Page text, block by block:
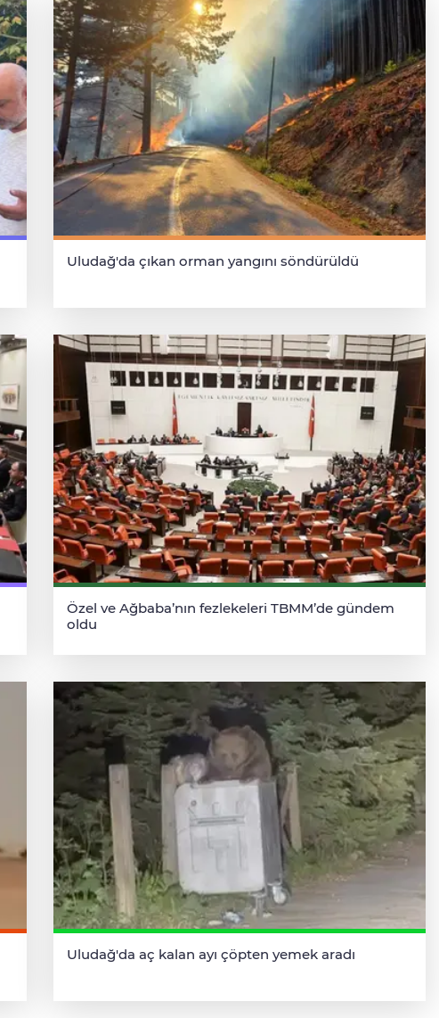
Uludağ'da çıkan orman yangını söndürüldü
Özel ve Ağbaba’nın fezlekeleri TBMM’de gündem
oldu
Uludağ'da aç kalan ayı çöpten yemek aradı